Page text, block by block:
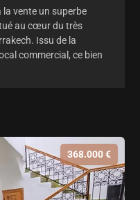
la vente un superbe
au cœur du très
Issu de la
commercial, ce bien
368.000 €